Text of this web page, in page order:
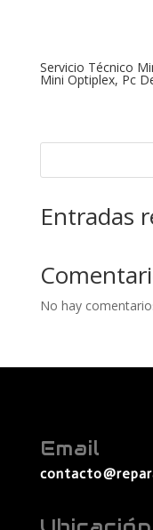
Servicio Técnico
Mini Optiplex, Pc
Entradas
No hay
Email